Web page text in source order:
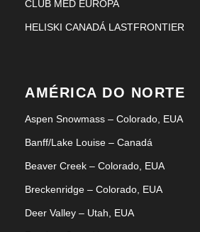
CLUB MED EUROPA
HELISKI CANADÁ LASTFRONTIER
AMÉRICA DO NORTE
Aspen Snowmass – Colorado, EUA
Banff/Lake Louise – Canadá
Beaver Creek – Colorado, EUA
Breckenridge – Colorado, EUA
Deer Valley – Utah, EUA